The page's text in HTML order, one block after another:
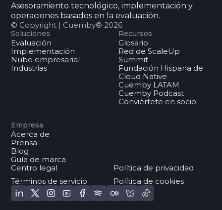
Asesoramiento tecnológico, implementación y
operaciones basados en la evaluación.
© Copyright | Cuemby® 2026
Soluciones
Evaluación
Implementación
Nube empresarial
Industrias
Recursos
Glosario
Red de ScaleUp
Summit
Fundación Hispana de
Cloud Native
Cuemby LATAM
Cuemby Podcast
Conviértete en socio
Empresa
Acerca de
Prensa
Blog
Guía de marca
Centro legal
Política de privacidad
Términos de servicio
Política de cookies